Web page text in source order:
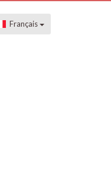
Français